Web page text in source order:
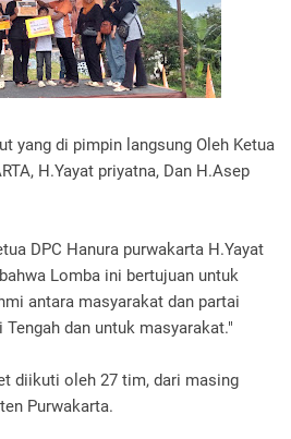
yang di pimpin langsung Oleh Ketua
H.Yayat priyatna, Dan H.Asep
DPC Hanura purwakarta H.Yayat
Lomba ini bertujuan untuk
antara masyarakat dan partai
dan untuk masyarakat."
diikuti oleh 27 tim, dari masing
Purwakarta.